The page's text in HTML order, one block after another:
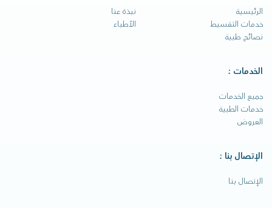
الرئيسية
نبذة عنا
خدمات التقسيط
الأطباء
نصائح طبية
الخدمات :
جميع الخدمات
خدمات الطبية
العروض
الإتصال بنا :
الإتصال بنا